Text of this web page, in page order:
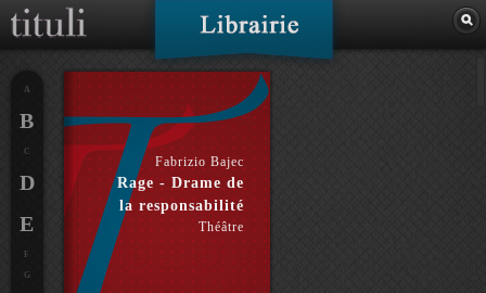
Fabrizio Bajec
Rage - Drame de
la responsabilité
Théâtre
A
B
C
D
E
F
G